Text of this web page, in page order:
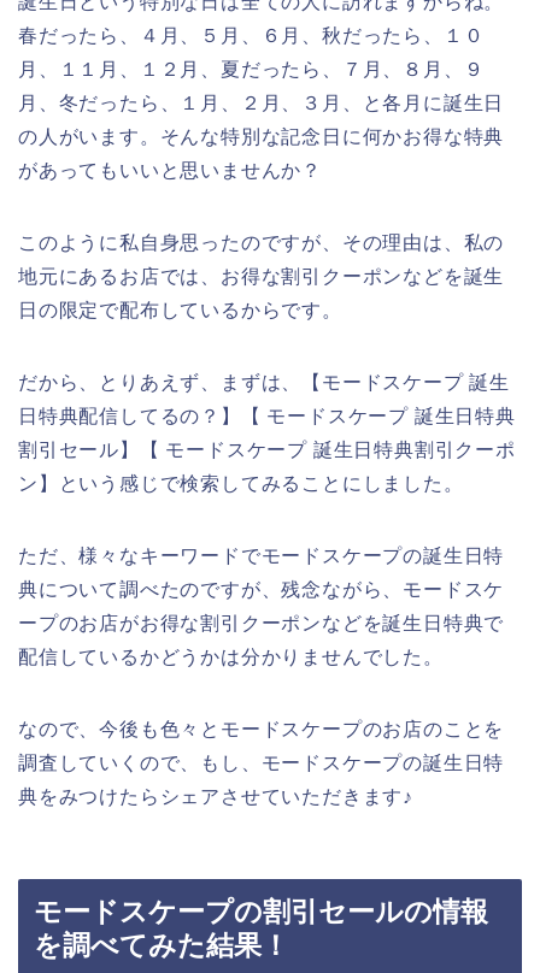
春だったら、４月、５月、６月、秋だったら、１０
月、１１月、１２月、夏だったら、７月、８月、９
月、冬だったら、１月、２月、３月、と各月に誕生日
の人がいます。そんな特別な記念日に何かお得な特典
があってもいいと思いませんか？
このように私自身思ったのですが、その理由は、私の
地元にあるお店では、お得な割引クーポンなどを誕生
日の限定で配布しているからです。
だから、とりあえず、まずは、【モードスケープ 誕生
日特典配信してるの？】【 モードスケープ 誕生日特典
割引セール】【 モードスケープ 誕生日特典割引クーポ
ン】という感じで検索してみることにしました。
ただ、様々なキーワードでモードスケープの誕生日特
典について調べたのですが、残念ながら、モードスケ
ープのお店がお得な割引クーポンなどを誕生日特典で
配信しているかどうかは分かりませんでした。
なので、今後も色々とモードスケープのお店のことを
調査していくので、もし、モードスケープの誕生日特
典をみつけたらシェアさせていただきます♪
モードスケープの割引セールの情報
を調べてみた結果！